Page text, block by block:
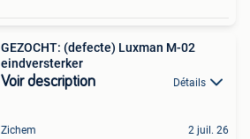
GEZOCHT: (defecte) Luxman M-02
eindversterker
Voir description Détails
Zichem 2 juil. 26